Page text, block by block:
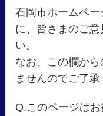
石岡市ホームペ
に、皆さまのご
い。
なお、この欄か
ませんのでご了承
Q.このページは